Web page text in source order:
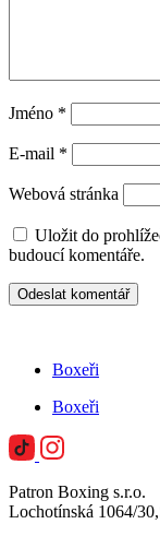
Jméno *
E-mail *
Webová stránka
Uložit do
budoucí komentáře.
Boxeři
Boxeři
Patron Boxing s.r.o.
Lochotínská 1064/